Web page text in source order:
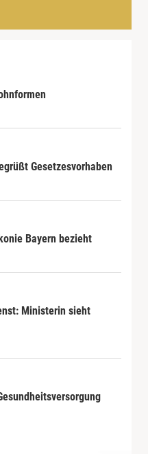
Gesetzesvorhaben
Bayern bezieht
Ministerin sieht